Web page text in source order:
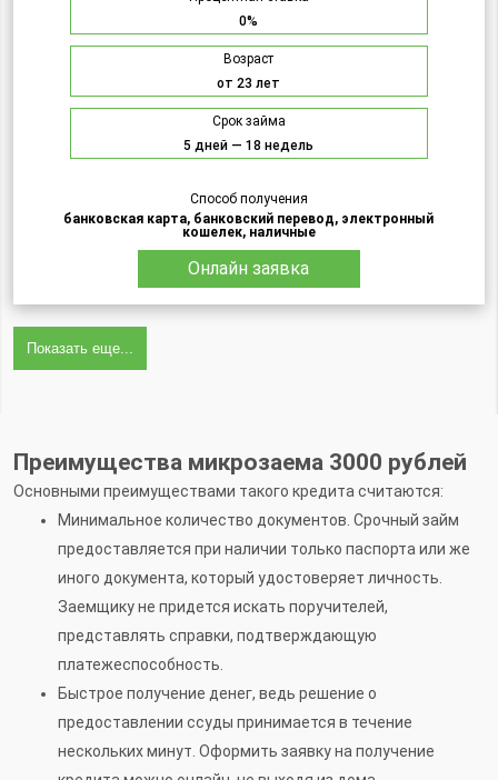
0%
Возраст
от 23 лет
Срок займа
5 дней — 18 недель
Способ получения
банковская карта, банковский перевод, электронный
кошелек, наличные
Онлайн заявка
Показать еще...
Преимущества микрозаема 3000 рублей
Основными преимуществами такого кредита считаются:
Минимальное количество документов. Срочный займ
предоставляется при наличии только паспорта или же
иного документа, который удостоверяет личность.
Заемщику не придется искать поручителей,
представлять справки, подтверждающую
платежеспособность.
Быстрое получение денег, ведь решение о
предоставлении ссуды принимается в течение
нескольких минут. Оформить заявку на получение